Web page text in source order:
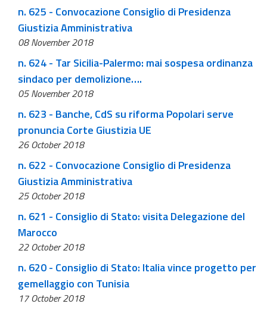
n. 625 - Convocazione Consiglio di Presidenza
Giustizia Amministrativa
08 November 2018
n. 624 - Tar Sicilia-Palermo: mai sospesa ordinanza
sindaco per demolizione….
05 November 2018
n. 623 - Banche, CdS su riforma Popolari serve
pronuncia Corte Giustizia UE
26 October 2018
n. 622 - Convocazione Consiglio di Presidenza
Giustizia Amministrativa
25 October 2018
n. 621 - Consiglio di Stato: visita Delegazione del
Marocco
22 October 2018
n. 620 - Consiglio di Stato: Italia vince progetto per
gemellaggio con Tunisia
17 October 2018